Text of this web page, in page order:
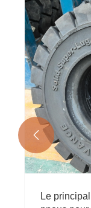
Le
